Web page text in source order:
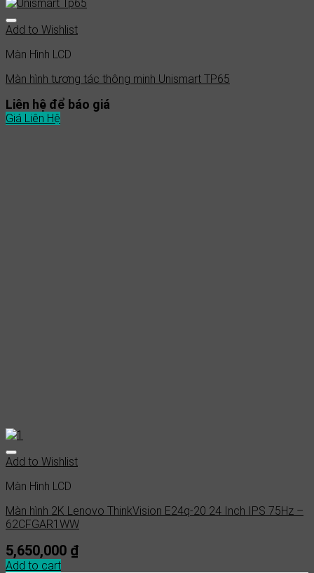
Add to Wishlist
Màn Hình LCD
Màn hình tương tác thông minh Unismart TP65
Liên hệ để báo giá
Giá Liên Hệ
Add to Wishlist
Màn Hình LCD
Màn hình 2K Lenovo ThinkVision E24q-20 24 Inch IPS 75Hz –
62CFGAR1WW
5,650,000 ₫
Add to cart